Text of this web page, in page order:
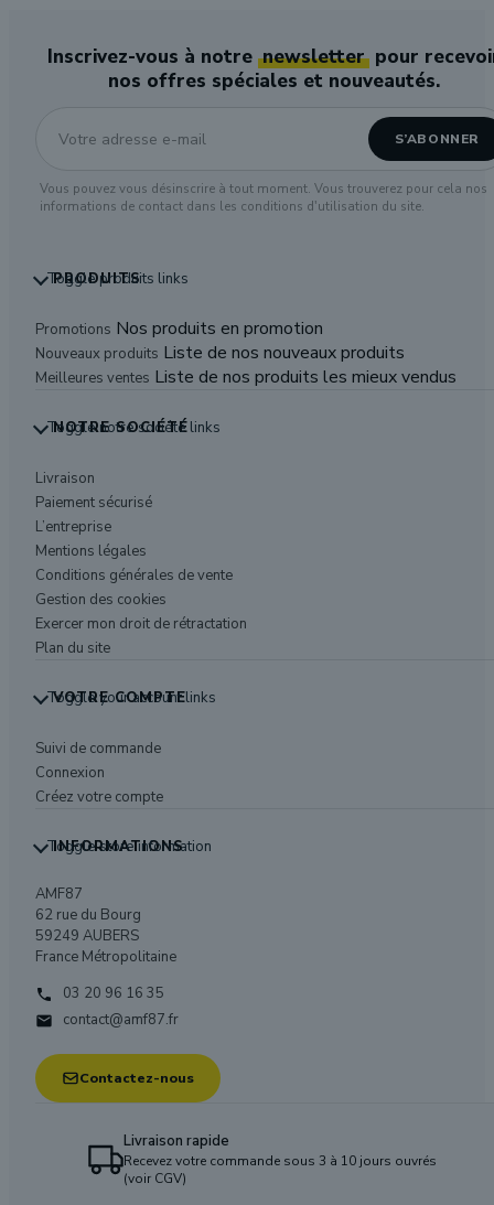
Inscrivez-vous à notre newsletterpour
nos offres spéciales et nouveautés.
Vous pouvez vous désinscrire à tout moment. Vous trouverez pour cela nos
informations de contact dans les conditions d'utilisation du site.
PRODUITS
Toggle produits links
Promotions Nos produits en promotion
Nouveaux produits Liste de nos nouveaux produits
Meilleures ventes Liste de nos produits les mieux vendus
NOTRE SOCIÉTÉ
Toggle notre société links
Livraison
Paiement sécurisé
L’entreprise
Mentions légales
Conditions générales de vente
Gestion des cookies
Exercer mon droit de rétractation
Plan du site
VOTRE COMPTE
Toggle your account links
Suivi de commande
Connexion
Créez votre compte
INFORMATIONS
Toggle store information
AMF87
62 rue du Bourg
59249 AUBERS
France Métropolitaine
 03 20 96 16 35
 contact@amf87.fr
Contactez-nous
Livraison rapide
Recevez votre commande sous 3 à 10 jours ouvrés
(voir CGV)